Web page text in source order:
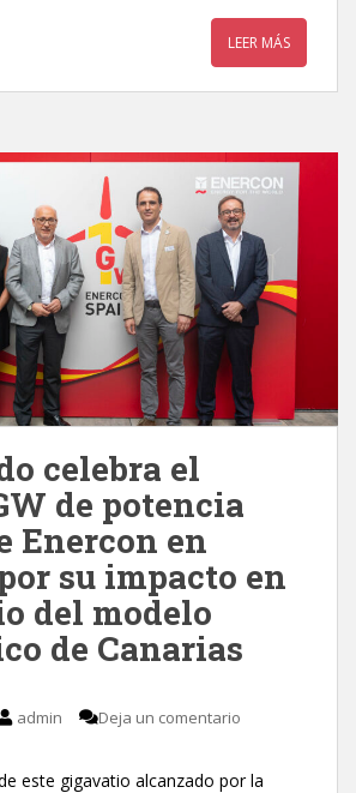
LEER MÁS
celebra el
de potencia
Enercon en
su impacto en
del modelo
de Canarias
admin Deja un comentario
este gigavatio alcanzado por la